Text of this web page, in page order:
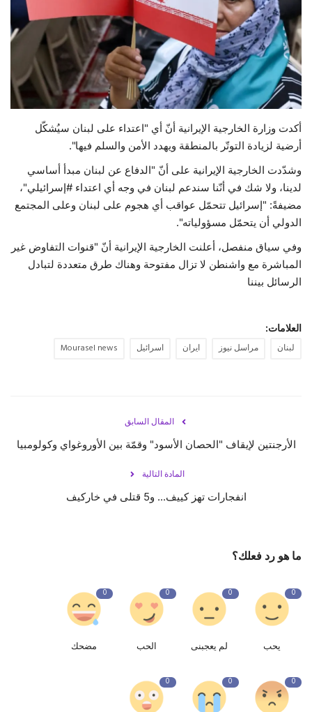
حياة
أكدت وزارة الخارجية الإيرانية أنّ أي "اعتداء على لبنان سيُشكّل
أرضية لزيادة التوتّر بالمنطقة ويهدد الأمن والسلم فيها".
وشدّدت الخارجية الإيرانية على أنّ "الدفاع عن لبنان مبدأ أساسي
لدينا، ولا شك في أنّنا سندعم لبنان في وجه أي اعتداء #إسرائيلي"،
مضيفةً: "إسرائيل تتحمّل عواقب أي هجوم على لبنان وعلى المجتمع
الدولي أن يتحمّل مسؤولياته".
وفي سياق منفصل، أعلنت الخارجية الإيرانية أنّ "قنوات التفاوض غير
المباشرة مع واشنطن لا تزال مفتوحة وهناك طرق متعددة لتبادل
الرسائل بيننا
العلامات:
لبنان مراسل نيوز ايران اسرائيل Mourasel news
المقال السابق
الأرجنتين لإيقاف "الحصان الأسود" وقمّة بين الأوروغواي وكولومبيا
المادة التالية
انفجارات تهز كييف... و5 قتلى في خاركيف
ما هو رد فعلك؟
0
يحب
0
لم يعجبنى
0
الحب
0
مضحك
0
0
0